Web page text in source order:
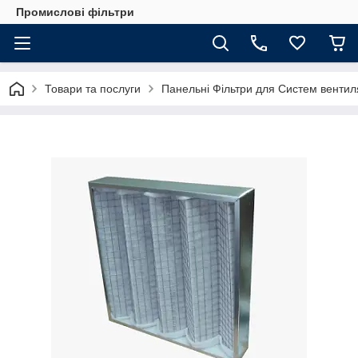
Промислові фільтри
Товари та послуги Панельні Фільтри для Систем